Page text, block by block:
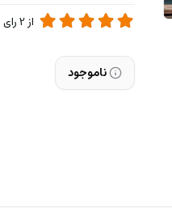
از2رای
ناموجود